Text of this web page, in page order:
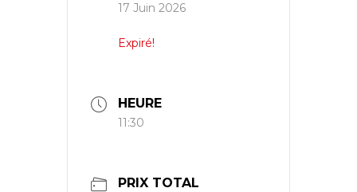
17 Juin 2026
Expiré!
HEURE
11:30
PRIX TOTAL